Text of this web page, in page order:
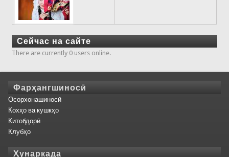
Сейчас на сайте
There are currently 0 users online.
Фарҳангшиносӣ
Осорхонашиносӣ
Кохҳо ва кушкҳо
Китобдорӣ
Клубҳо
Ҳунаркада